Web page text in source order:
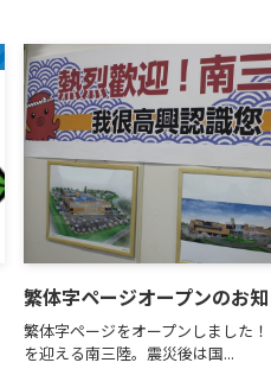
繁体字ページオープンのお
繁体字ページをオープンしました
を迎える南三陸。震災後は国...